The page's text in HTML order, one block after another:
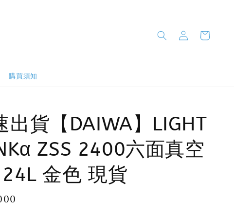
購買須知
出貨【DAIWA】LIGHT
ZSS 2400六面真空
金色 現貨